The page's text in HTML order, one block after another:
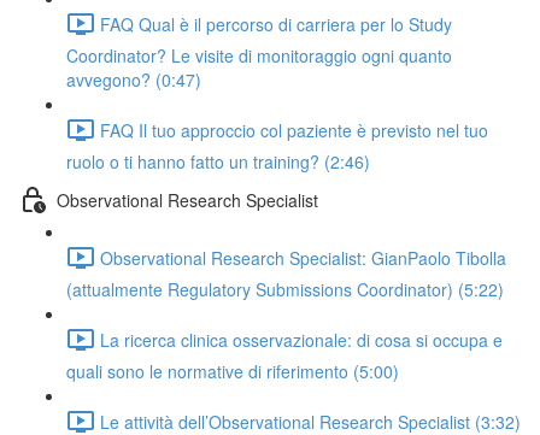
FAQ Qual è il percorso di carriera per lo Study
Coordinator? Le visite di monitoraggio ogni quanto
avvegono? (0:47)
FAQ Il tuo approccio col paziente è previsto nel tuo
ruolo o ti hanno fatto un training? (2:46)
Observational Research Specialist
Observational Research Specialist: GianPaolo Tibolla
(attualmente Regulatory Submissions Coordinator) (5:22)
La ricerca clinica osservazionale: di cosa si occupa e
quali sono le normative di riferimento (5:00)
Le attività dell’Observational Research Specialist (3:32)